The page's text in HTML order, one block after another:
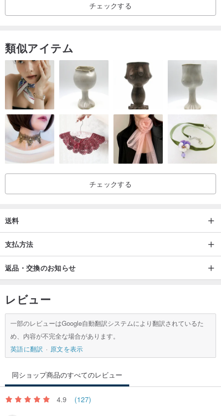
チェックする
類似アイテム
チェックする
送料
支払方法
返品・交換のお知らせ
レビュー
一部のレビューはGoogle自動翻訳システムにより翻訳されているた
め、内容が不完全な場合があります。
英語に翻訳
原文を表示
同ショップ商品のすべてのレビュー
4.9 (127)